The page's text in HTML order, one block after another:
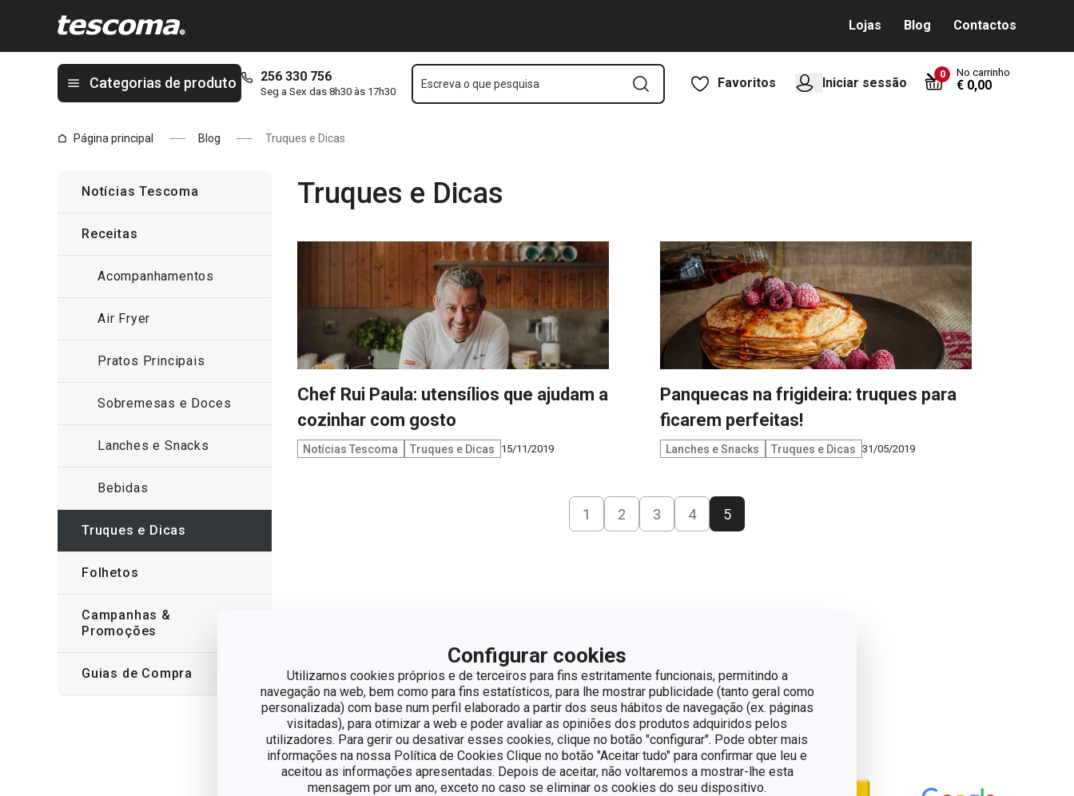
Configurar cookies
Utilizamos cookies próprios e de terceiros para fins estritamente funcionais, permitindo a
navegação na web, bem como para fins estatísticos, para lhe mostrar publicidade (tanto geral como
personalizada) com base num perfil elaborado a partir dos seus hábitos de navegação (ex. páginas
visitadas), para otimizar a web e poder avaliar as opiniões dos produtos adquiridos pelos
utilizadores. Para gerir ou desativar esses cookies, clique no botão "configurar". Pode obter mais
informações na nossa Política de Cookies Clique no botão "Aceitar tudo" para confirmar que leu e
aceitou as informações apresentadas. Depois de aceitar, não voltaremos a mostrar-lhe esta
mensagem por um ano, exceto no caso se eliminar os cookies do seu dispositivo.
Lojas Blog Contactos
Categorias de produto 256 330 756
Seg a Sex das 8h30 às 17h30
Escreva o que pesquisa Favoritos Iniciar sessão
0 No carrinho
€ 0,00
Página principal Blog Truques e Dicas
Truques e Dicas
Chef Rui Paula: utensílios que ajudam a
cozinhar com gosto
Notícias Tescoma Truques e Dicas 15/11/2019
Panquecas na frigideira: truques para
ficarem perfeitas!
Lanches e Snacks Truques e Dicas 31/05/2019
1 2 3 4 5
Notícias Tescoma
Receitas
Acompanhamentos
Air Fryer
Pratos Principais
Sobremesas e Doces
Lanches e Snacks
Bebidas
Truques e Dicas
Folhetos
Campanhas &
Promoções
Guias de Compra